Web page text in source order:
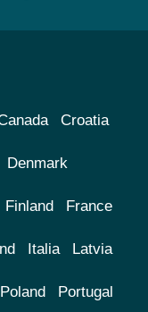
Croatia
Denmark
Finland France
Italia Latvia
Poland Portugal